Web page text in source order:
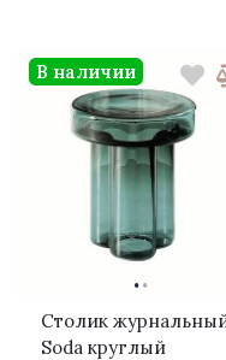
··
Столик
Soda круглый
В наличии